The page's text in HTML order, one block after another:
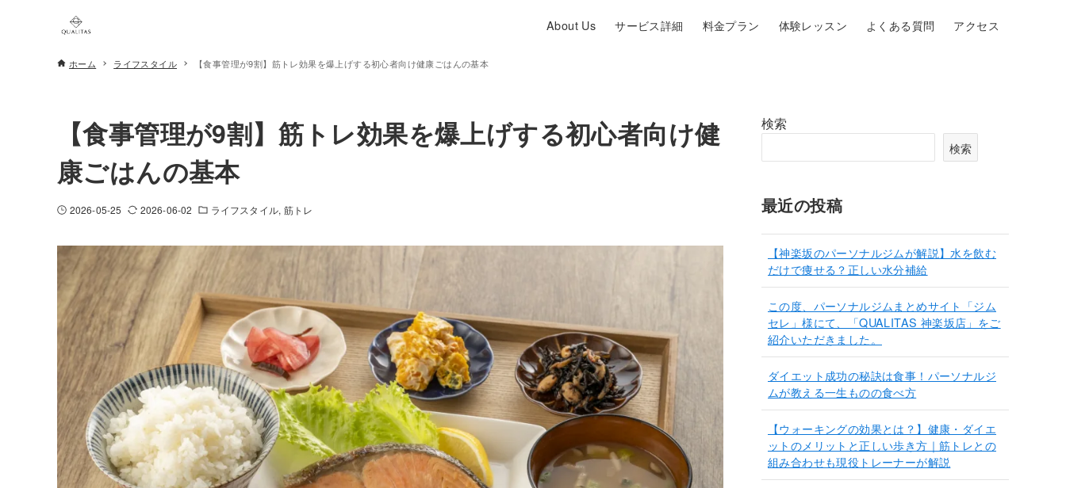
About Us サービス詳細 料金プラン 体験レッスン よくある質問 アクセス
ホーム ライフスタイル 【食事管理が9割】筋トレ効果を爆上げする初心者向け健康ごはんの基本
【食事管理が9割】筋トレ効果を爆上げする初心者向け健
康ごはんの基本
2026-05-25 2026-06-02 ライフスタイル 筋トレ
検索
検索
最近の投稿
【神楽坂のパーソナルジムが解説】水を飲む
だけで痩せる？正しい水分補給
この度、パーソナルジムまとめサイト「ジム
セレ」様にて、「QUALITAS 神楽坂店」をご
紹介いただきました。
ダイエット成功の秘訣は食事！パーソナルジ
ムが教える一生ものの食べ方
【ウォーキングの効果とは？】健康・ダイエ
ットのメリットと正しい歩き方｜筋トレとの
組み合わせも現役トレーナーが解説